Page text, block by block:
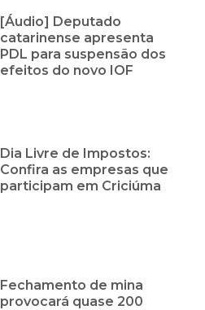
[Áudio] Deputado
catarinense apresenta
PDL para suspensão dos
efeitos do novo IOF
Dia Livre de Impostos:
Confira as empresas que
participam em Criciúma
Fechamento de mina
provocará quase 200